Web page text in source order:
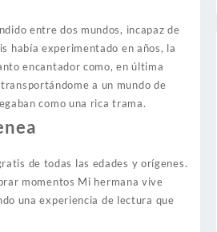
entre dos mundos, incapaz de
había experimentado en años, la
encantador como, en última
a un mundo de
como una rica trama.
de todas las edades y orígenes.
momentos Mi hermana vive
una experiencia de lectura que